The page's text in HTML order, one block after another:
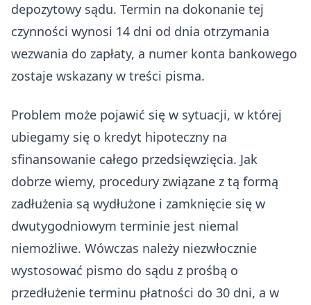
depozytowy sądu. Termin na dokonanie tej
czynności wynosi 14 dni od dnia otrzymania
wezwania do zapłaty, a numer konta bankowego
zostaje wskazany w treści pisma.
Problem może pojawić się w sytuacji, w której
ubiegamy się o kredyt hipoteczny na
sfinansowanie całego przedsięwzięcia. Jak
dobrze wiemy, procedury związane z tą formą
zadłużenia są wydłużone i zamknięcie się w
dwutygodniowym terminie jest niemal
niemożliwe. Wówczas należy niezwłocznie
wystosować pismo do sądu z prośbą o
przedłużenie terminu płatności do 30 dni, a w